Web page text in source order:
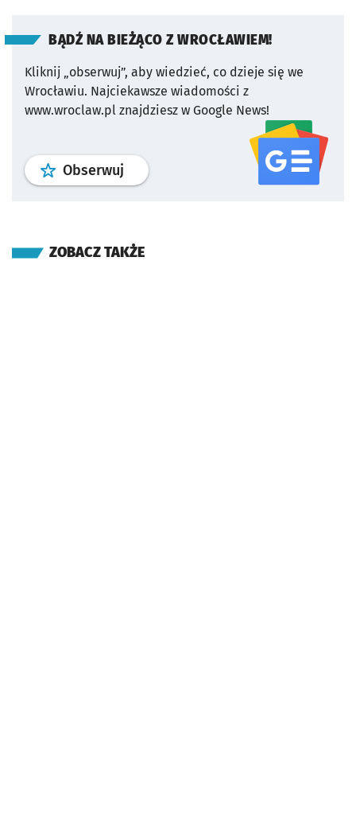
BĄDŹ NA BIEŻĄCO Z WROCŁAWIEM!
Kliknij „obserwuj”, aby wiedzieć, co dzieje się we
Wrocławiu. Najciekawsze wiadomości z
www.wroclaw.pl znajdziesz w Google News!
Obserwuj profil serwisu
ZOBACZ TAKŻE